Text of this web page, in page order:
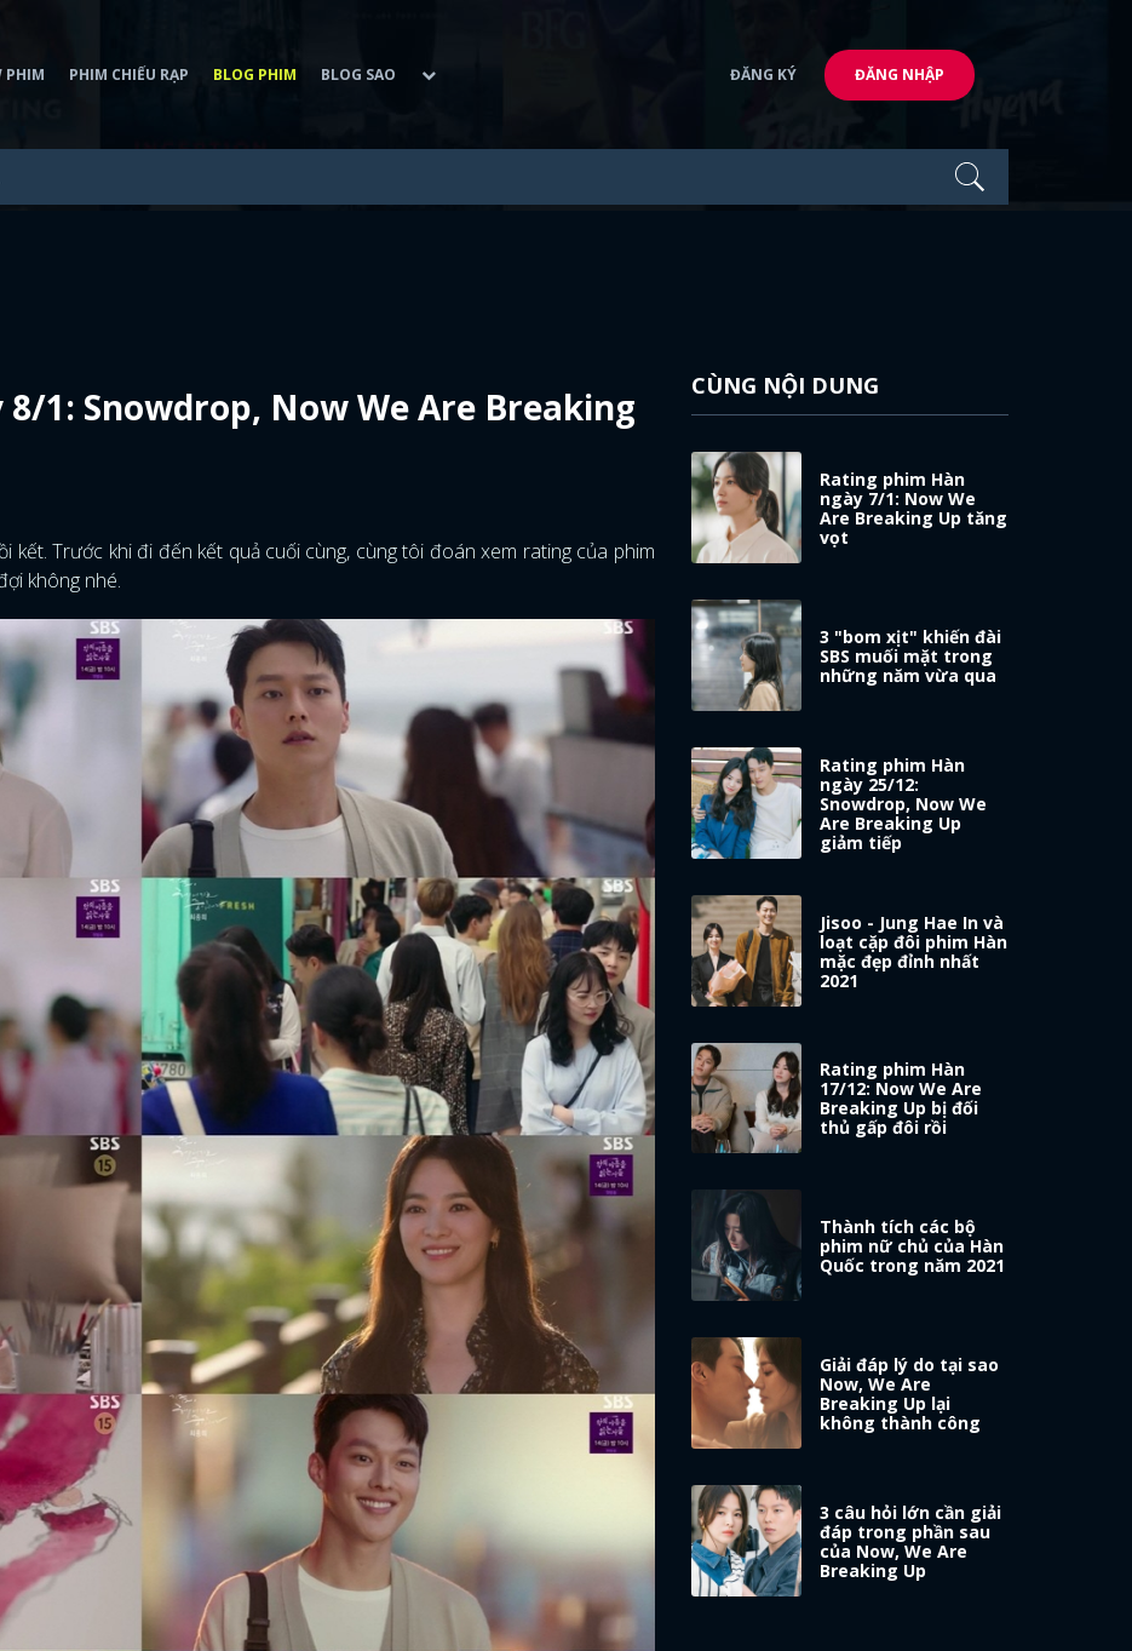
PHIM PHIM CHIẾU RẠP BLOG PHIM BLOG SAO ĐĂNG KÝ ĐĂNG NHẬP
1: Snowdrop, Now We Are Breaking
kết. Trước khi đi đến kết quả cuối cùng, cùng tôi đoán xem rating của phim
không nhé.
CÙNG NỘI DUNG
Rating phim Hàn
ngày 7/1: Now We
Are Breaking Up tăng
vọt
3 "bom xịt" khiến đài
SBS muối mặt trong
những năm vừa qua
Rating phim Hàn
ngày 25/12:
Snowdrop, Now We
Are Breaking Up
giảm tiếp
Jisoo - Jung Hae In và
loạt cặp đôi phim Hàn
mặc đẹp đỉnh nhất
2021
Rating phim Hàn
17/12: Now We Are
Breaking Up bị đối
thủ gấp đôi rồi
Thành tích các bộ
phim nữ chủ của Hàn
Quốc trong năm 2021
Giải đáp lý do tại sao
Now, We Are
Breaking Up lại
không thành công
3 câu hỏi lớn cần giải
đáp trong phần sau
của Now, We Are
Breaking Up